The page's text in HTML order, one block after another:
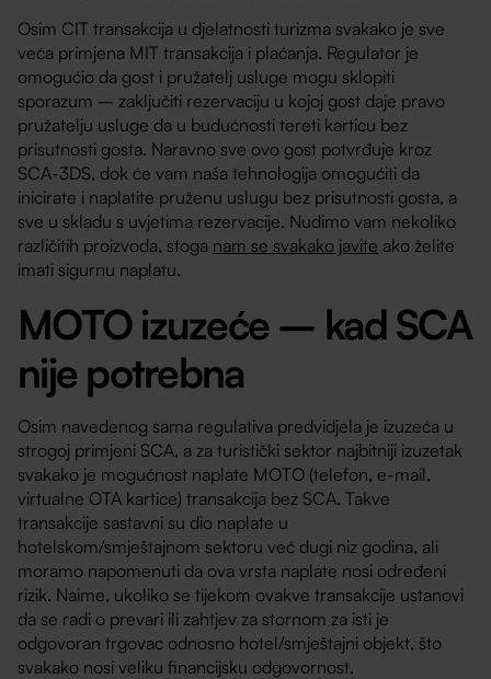
Osim CIT transakcija u djelatnosti turizma svakako je sve
veća primjena MIT transakcija i plaćanja. Regulator je
omogućio da gost i pružatelj usluge mogu sklopiti
sporazum – zaključiti rezervaciju u kojoj gost daje pravo
pružatelju usluge da u budućnosti tereti karticu bez
prisutnosti gosta. Naravno sve ovo gost potvrđuje kroz
SCA-3DS, dok će vam naša tehnologija omogućiti da
inicirate i naplatite pruženu uslugu bez prisutnosti gosta, a
sve u skladu s uvjetima rezervacije. Nudimo vam nekoliko
različitih proizvoda, stoga nam se svakako javite ako želite
imati sigurnu naplatu.
MOTO izuzeće – kad SCA
nije potrebna
Osim navedenog sama regulativa predvidjela je izuzeća u
strogoj primjeni SCA, a za turistički sektor najbitniji izuzetak
svakako je mogućnost naplate MOTO (telefon, e-mail,
virtualne OTA kartice) transakcija bez SCA. Takve
transakcije sastavni su dio naplate u
hotelskom/smještajnom sektoru već dugi niz godina, ali
moramo napomenuti da ova vrsta naplate nosi određeni
rizik. Naime, ukoliko se tijekom ovakve transakcije ustanovi
da se radi o prevari ili zahtjev za stornom za isti je
odgovoran trgovac odnosno hotel/smještajni objekt, što
svakako nosi veliku financijsku odgovornost.